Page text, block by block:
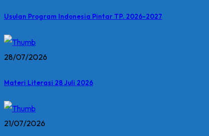
Usulan Program Indonesia Pintar TP. 2026-2027
28/07/2026
Materi Literasi 28 Juli 2026
21/07/2026